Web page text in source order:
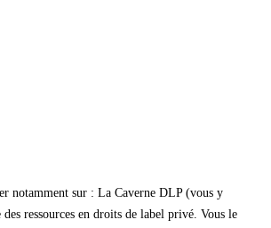
notamment sur : La Caverne DLP (vous y
ressources en droits de label privé. Vous le